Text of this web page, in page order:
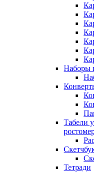
Наборы
Табели
Тетради